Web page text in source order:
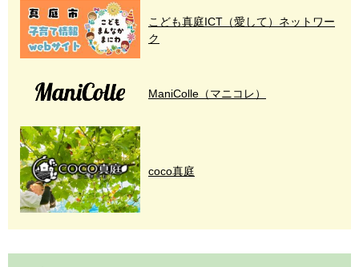
こども真庭ICT（愛して）ネットワー
ク
ManiColle（マニコレ）
coco真庭